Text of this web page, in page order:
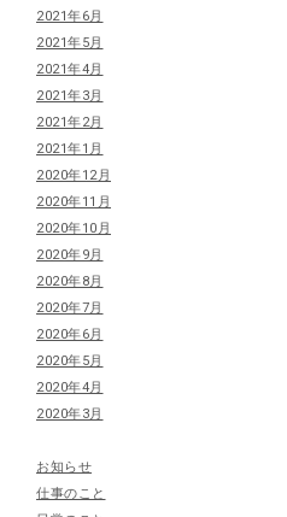
2021年6月
2021年5月
2021年4月
2021年3月
2021年2月
2021年1月
2020年12月
2020年11月
2020年10月
2020年9月
2020年8月
2020年7月
2020年6月
2020年5月
2020年4月
2020年3月
お知らせ
仕事のこと